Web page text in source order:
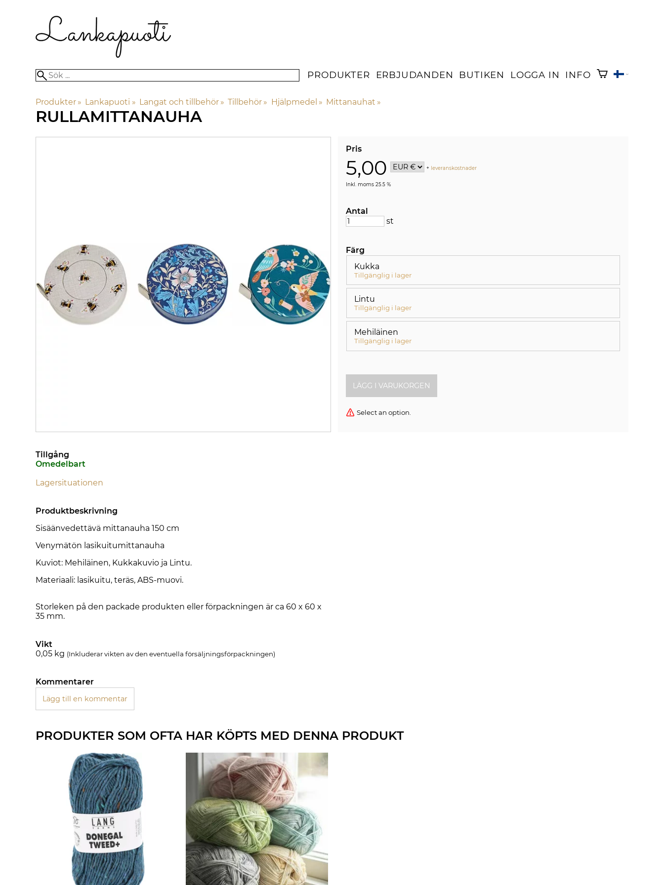
PRODUKTER ERBJUDANDEN BUTIKEN LOGGA IN INFO
Produkter ‪» Lankapuoti ‪» Langat och tillbehör ‪» Tillbehör ‪» Hjälpmedel ‪» Mittanauhat ‪»
RULLAMITTANAUHA
Pris
5,00 + leveranskostnader
Inkl. moms 25.5 %
Antal
st
Färg
Kukka
Tillgänglig i lager
Lintu
Tillgänglig i lager
Mehiläinen
Tillgänglig i lager
Select an option.
Tillgång
Omedelbart
Lagersituationen
Produktbeskrivning
Sisäänvedettävä mittanauha 150 cm
Venymätön lasikuitumittanauha
Kuviot: Mehiläinen, Kukkakuvio ja Lintu.
Materiaali: lasikuitu, teräs, ABS-muovi.
Storleken på den packade produkten eller förpackningen är ca 60 x 60 x
35 mm.
Vikt
0,05 kg (Inkluderar vikten av den eventuella försäljningsförpackningen)
Kommentarer
Lägg till en kommentar
PRODUKTER SOM OFTA HAR KÖPTS MED DENNA PRODUKT